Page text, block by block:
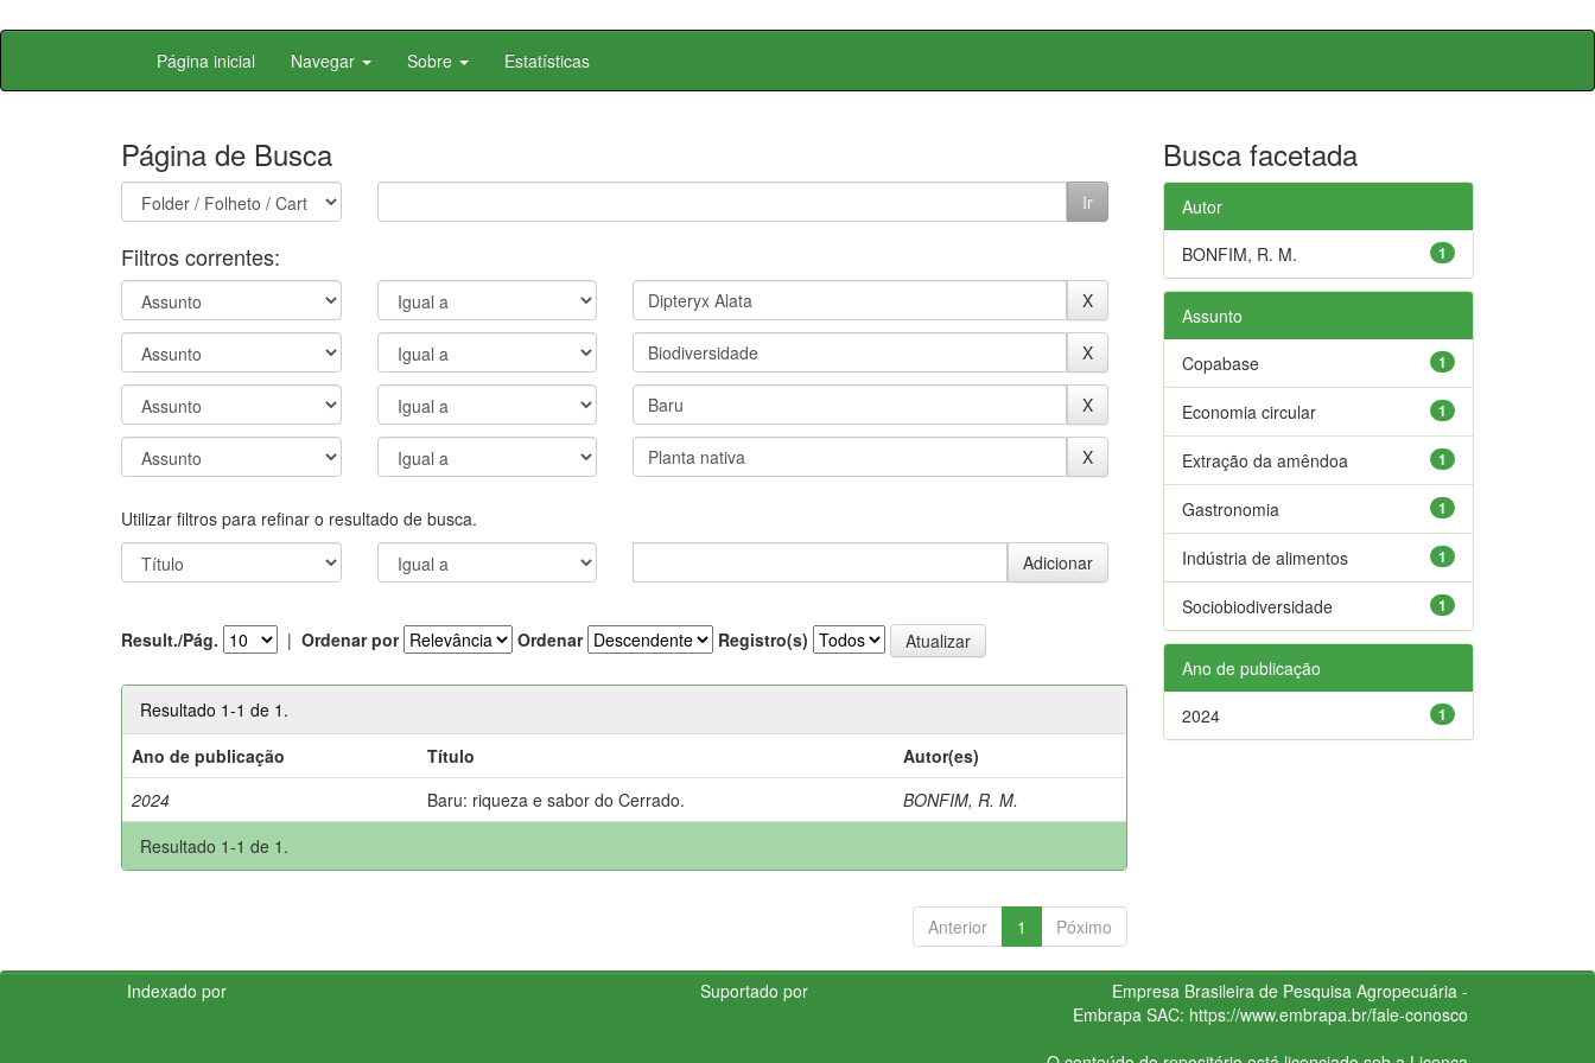
Skip
Página inicial Navegar Sobre Estatísticas
Página de Busca
Filtros correntes:
Utilizar filtros para refinar o resultado de busca.
Result./Pág. | Ordenar por Ordenar Registro(s)
Resultado 1-1 de 1.
Ano de publicação
Título
Autor(es)
2024
Baru: riqueza e sabor do Cerrado.
BONFIM, R. M.
Resultado 1-1 de 1.
Anterior 1 Póximo
Busca facetada
Autor
1
BONFIM, R. M.
Assunto
1
Copabase
1
Economia circular
1
Extração da amêndoa
1
Gastronomia
1
Indústria de alimentos
1
Sociobiodiversidade
Ano de publicação
1
2024
Indexado por Suportado por
Empresa Brasileira de Pesquisa Agropecuária -
EmbrapaSAC: https://www.embrapa.br/fale-conosco